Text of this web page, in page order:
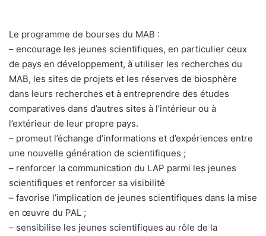
Le programme de bourses du MAB :
– encourage les jeunes scientifiques, en particulier ceux
de pays en développement, à utiliser les recherches du
MAB, les sites de projets et les réserves de biosphère
dans leurs recherches et à entreprendre des études
comparatives dans d’autres sites à l’intérieur ou à
l’extérieur de leur propre pays.
– promeut l’échange d’informations et d’expériences entre
une nouvelle génération de scientifiques ;
– renforcer la communication du LAP parmi les jeunes
scientifiques et renforcer sa visibilité
– favorise l’implication de jeunes scientifiques dans la mise
en œuvre du PAL ;
– sensibilise les jeunes scientifiques au rôle de la